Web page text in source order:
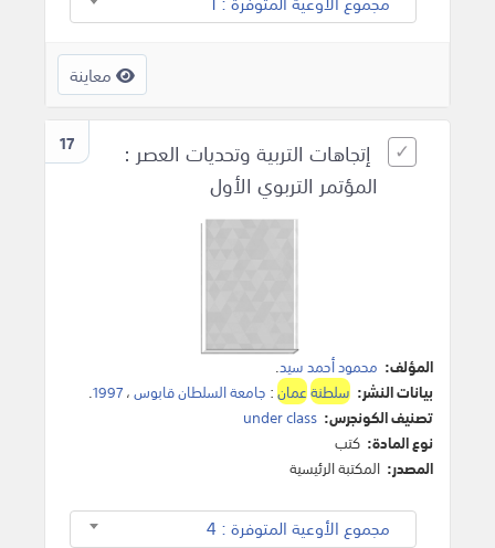
معاينة
17
إتجاهات التربية وتحديات العصر :
المؤتمر التربوي الأول
المؤلف: محمود أحمد سيد.
بيانات النشر: سلطنةعمان: جامعة السلطان قابوس،1997
.
تصنيف الكونجرس: under class
نوع المادة: كتب
المصدر: المكتبة الرئيسية
مجموع الأوعية المتوفرة : 4